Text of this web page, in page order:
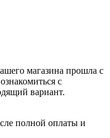
магазина прошла с
с
вариант.
полной оплаты и